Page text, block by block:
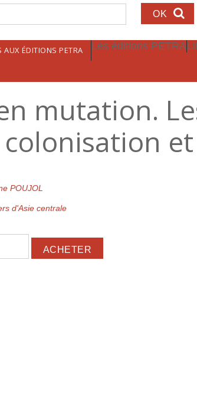
AUX ÉDITIONS PETRA Les éditions PETRA
mutation.
POUJOL
d'Asie centrale